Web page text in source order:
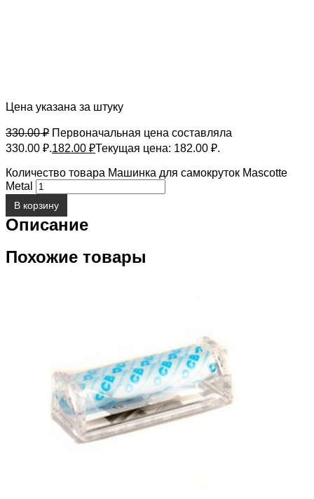
Цена указана за штуку
330.00₽ Первоначальная цена составляла
330.00 ₽.182.00 ₽Текущая цена: 182.00 ₽.
Количество товара Машинка для самокруток Mascotte
Metal
В корзину
Описание
Похожие товары